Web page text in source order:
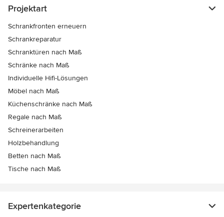
Projektart
Schrankfronten erneuern
Schrankreparatur
Schranktüren nach Maß
Schränke nach Maß
Individuelle Hifi-Lösungen
Möbel nach Maß
Küchenschränke nach Maß
Regale nach Maß
Schreinerarbeiten
Holzbehandlung
Betten nach Maß
Tische nach Maß
Expertenkategorie